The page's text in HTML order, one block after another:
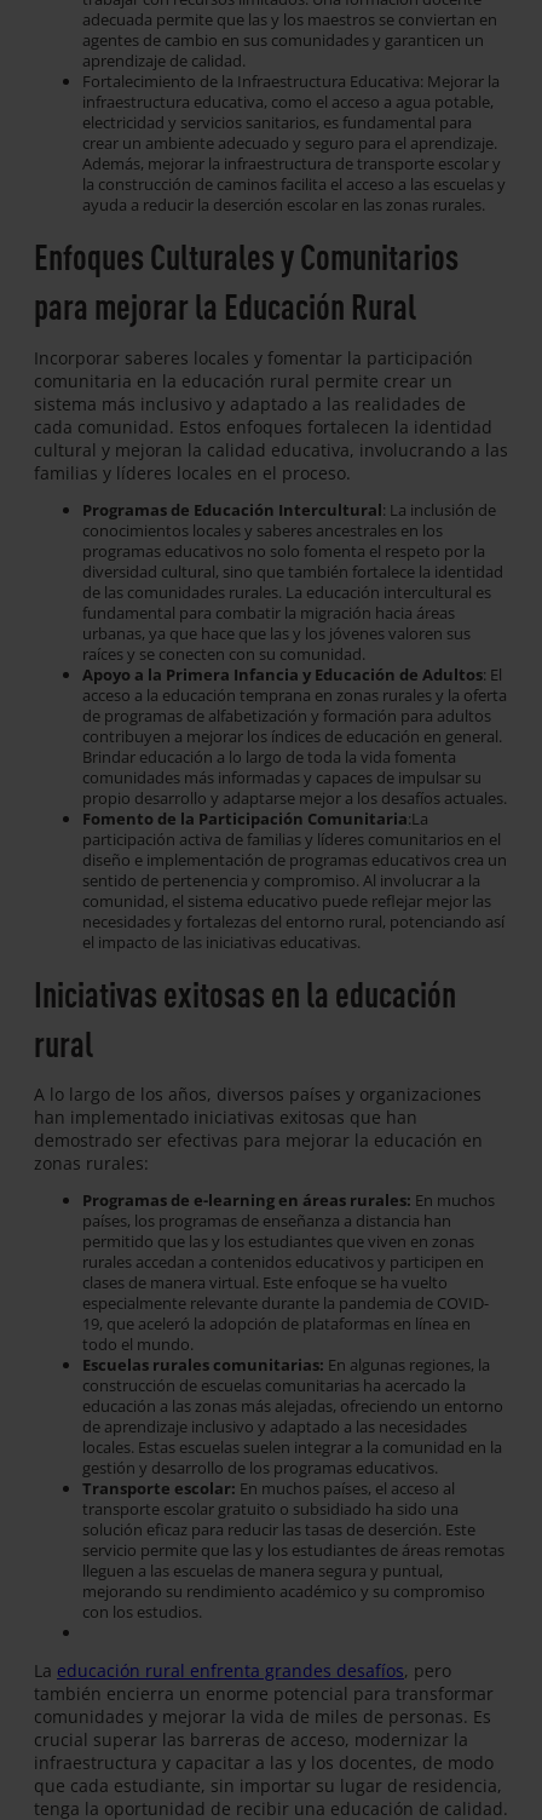
adecuada permite que las y los maestros se conviertan en
agentes de cambio en sus comunidades y garanticen un
aprendizaje de calidad.
Fortalecimiento de la Infraestructura Educativa: Mejorar la
infraestructura educativa, como el acceso a agua potable,
electricidad y servicios sanitarios, es fundamental para
crear un ambiente adecuado y seguro para el aprendizaje.
Además, mejorar la infraestructura de transporte escolar y
la construcción de caminos facilita el acceso a las escuelas y
ayuda a reducir la deserción escolar en las zonas rurales.
Enfoques Culturales y Comunitarios
para mejorar la Educación Rural
Incorporar saberes locales y fomentar la participación
comunitaria en la educación rural permite crear un
sistema más inclusivo y adaptado a las realidades de
cada comunidad. Estos enfoques fortalecen la identidad
cultural y mejoran la calidad educativa, involucrando a las
familias y líderes locales en el proceso.
Programas de Educación Intercultural: La inclusión de
conocimientos locales y saberes ancestrales en los
programas educativos no solo fomenta el respeto por la
diversidad cultural, sino que también fortalece la identidad
de las comunidades rurales. La educación intercultural es
fundamental para combatir la migración hacia áreas
urbanas, ya que hace que las y los jóvenes valoren sus
raíces y se conecten con su comunidad.
Apoyo a la Primera Infancia y Educación de Adultos: El
acceso a la educación temprana en zonas rurales y la oferta
de programas de alfabetización y formación para adultos
contribuyen a mejorar los índices de educación en general.
Brindar educación a lo largo de toda la vida fomenta
comunidades más informadas y capaces de impulsar su
propio desarrollo y adaptarse mejor a los desafíos actuales.
Fomento de la Participación Comunitaria:La
participación activa de familias y líderes comunitarios en el
diseño e implementación de programas educativos crea un
sentido de pertenencia y compromiso. Al involucrar a la
comunidad, el sistema educativo puede reflejar mejor las
necesidades y fortalezas del entorno rural, potenciando así
el impacto de las iniciativas educativas.
Iniciativas exitosas en la educación
rural
A lo largo de los años, diversos países y organizaciones
han implementado iniciativas exitosas que han
demostrado ser efectivas para mejorar la educación en
zonas rurales:
Programas de e-learning en áreas rurales: En muchos
países, los programas de enseñanza a distancia han
permitido que las y los estudiantes que viven en zonas
rurales accedan a contenidos educativos y participen en
clases de manera virtual. Este enfoque se ha vuelto
especialmente relevante durante la pandemia de COVID-
19, que aceleró la adopción de plataformas en línea en
todo el mundo.
Escuelas rurales comunitarias: En algunas regiones, la
construcción de escuelas comunitarias ha acercado la
educación a las zonas más alejadas, ofreciendo un entorno
de aprendizaje inclusivo y adaptado a las necesidades
locales. Estas escuelas suelen integrar a la comunidad en la
gestión y desarrollo de los programas educativos.
Transporte escolar: En muchos países, el acceso al
transporte escolar gratuito o subsidiado ha sido una
solución eficaz para reducir las tasas de deserción. Este
servicio permite que las y los estudiantes de áreas remotas
lleguen a las escuelas de manera segura y puntual,
mejorando su rendimiento académico y su compromiso
con los estudios.
La educación rural enfrenta grandes desafíos, pero
también encierra un enorme potencial para transformar
comunidades y mejorar la vida de miles de personas. Es
crucial superar las barreras de acceso, modernizar la
infraestructura y capacitar a las y los docentes, de modo
que cada estudiante, sin importar su lugar de residencia,
tenga la oportunidad de recibir una educación de calidad.